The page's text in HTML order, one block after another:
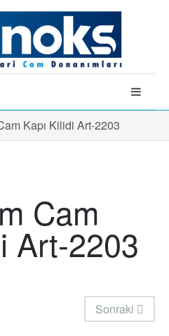
Kapı Kilidi Art-2203
Cam
Art-2203
Sonraki